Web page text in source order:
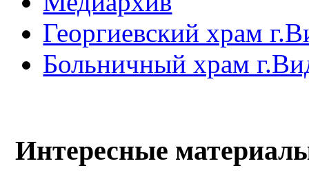
Георгиевский храм
Больничный храм
Интересные